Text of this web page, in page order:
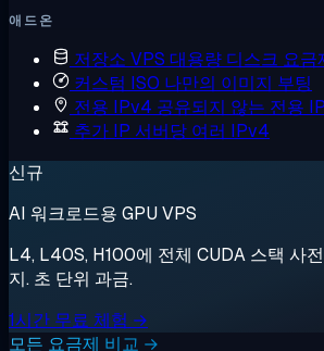
애드온
저장소 VPS 대용량 디스크 요금
커스텀 ISO 나만의 이미지 부팅
전용 IPv4 공유되지 않는 전용 IP
추가 IP 서버당 여러 IPv4
신규
AI 워크로드용 GPU VPS
L4, L40S, H100에 전체 CUDA 스택 사
지. 초 단위 과금.
1시간 무료 체험 →
모든 요금제 비교 →